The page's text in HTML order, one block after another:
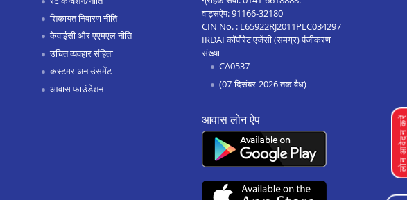
लोन
शिकायत निवारण नीति
केवाईसी और एएमएल नीति
उचित व्यवहार संहिता
कस्टमर अनाउंसमेंट
आवास फाउंडेशन
वाट्सऐप:91166-32180
CIN No. : L65922RJ2011PLC034297
IRDAI कॉर्पोरेट एजेंसी (समग्र) पंजीकरण
संख्या
CA0537
(07-दिसंबर-2026 तक वैध)
आवास लोन ऐप